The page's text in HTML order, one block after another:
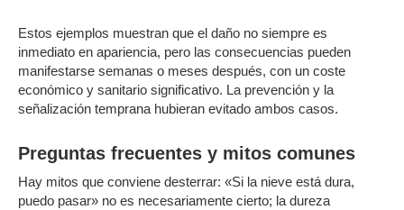
Estos ejemplos muestran que el daño no siempre es
inmediato en apariencia, pero las consecuencias pueden
manifestarse semanas o meses después, con un coste
económico y sanitario significativo. La prevención y la
señalización temprana hubieran evitado ambos casos.
Preguntas frecuentes y mitos comunes
Hay mitos que conviene desterrar: «Si la nieve está dura,
puedo pasar» no es necesariamente cierto; la dureza